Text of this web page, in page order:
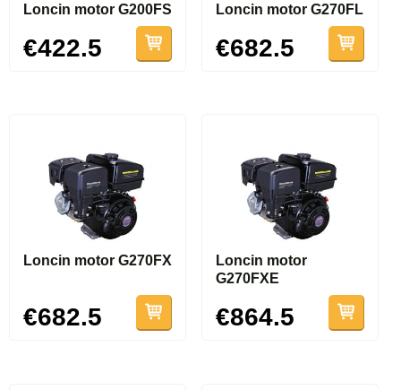
Loncin motor G200FS
€422.5
Loncin motor G270FL
€682.5
Loncin motor G270FX
€682.5
Loncin motor
G270FXE
€864.5